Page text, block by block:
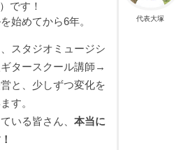
代表大塚
）です！
始めてから6年。
スタジオミュージシ
タースクール講師→
と、少しずつ変化を
す。
いる皆さん、 本当に